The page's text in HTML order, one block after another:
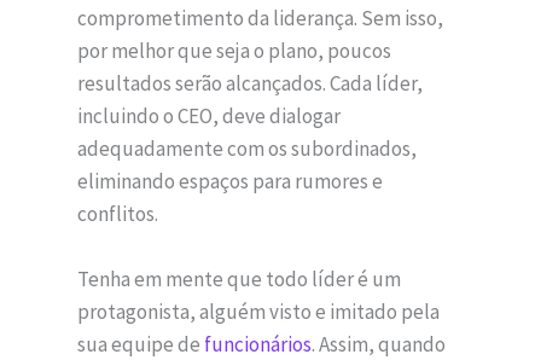
comprometimento da liderança. Sem isso,
por melhor que seja o plano, poucos
resultados serão alcançados. Cada líder,
incluindo o CEO, deve dialogar
adequadamente com os subordinados,
eliminando espaços para rumores e
conflitos.
Tenha em mente que todo líder é um
protagonista, alguém visto e imitado pela
sua equipe de funcionários. Assim, quando